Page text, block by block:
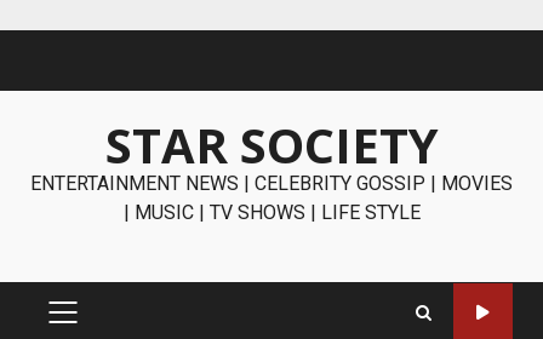
STAR SOCIETY
ENTERTAINMENT NEWS | CELEBRITY GOSSIP | MOVIES
| MUSIC | TV SHOWS | LIFE STYLE
PRIMARY